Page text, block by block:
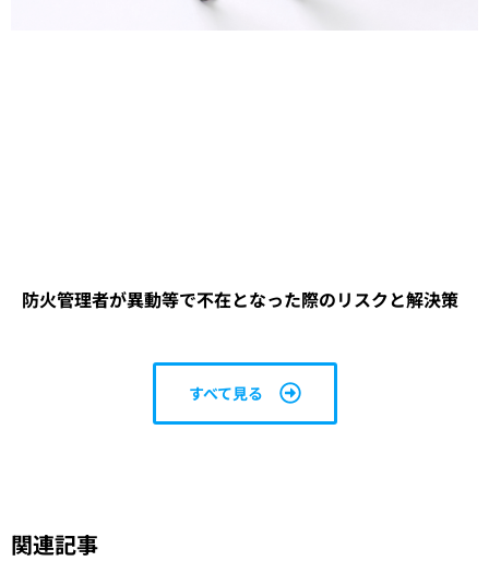
防火管理者が異動等で不在となった際のリスクと解決策
すべて見る
関連記事